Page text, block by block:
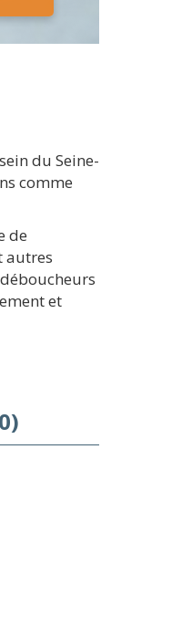
du Seine-
comme
de
autres
et